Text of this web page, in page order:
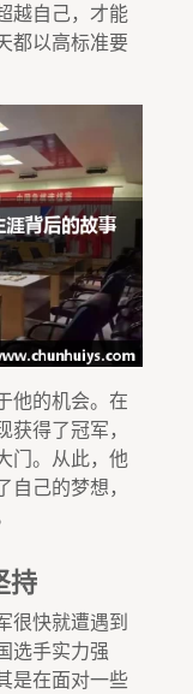
越自己，才能
都以高标准要
他的机会。在
得了冠军，
门。从此，他
己的梦想，
持
很快就遭遇到
选手实力强
是在面对一些